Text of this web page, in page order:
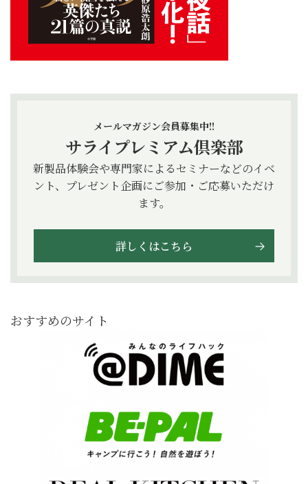
メールマガジン会員募集中!!
サライプレミアム倶楽部
新製品体験会や専門家によるセミナーなどのイベ
ント、プレゼント企画にご参加・ご応募いただけ
ます。
詳しくはこちら
おすすめのサイト